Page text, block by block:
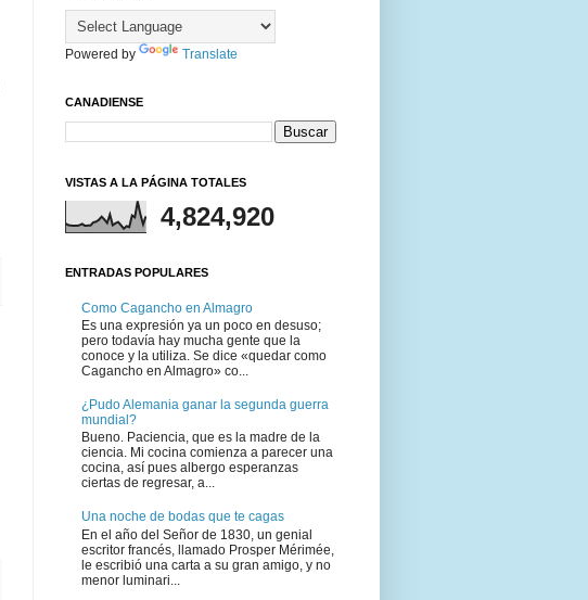
Powered by Translate
CANADIENSE
VISTAS A LA PÁGINA TOTALES
4,824,920
ENTRADAS POPULARES
Como Cagancho en Almagro
Es una expresión ya un poco en desuso;
pero todavía hay mucha gente que la
conoce y la utiliza. Se dice «quedar como
Cagancho en Almagro» co...
¿Pudo Alemania ganar la segunda guerra
mundial?
Bueno. Paciencia, que es la madre de la
ciencia. Mi cocina comienza a parecer una
cocina, así pues albergo esperanzas
ciertas de regresar, a...
Una noche de bodas que te cagas
En el año del Señor de 1830, un genial
escritor francés, llamado Prosper Mérimée,
le escribió una carta a su gran amigo, y no
menor luminari...